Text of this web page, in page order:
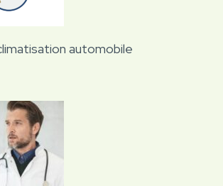
automobile